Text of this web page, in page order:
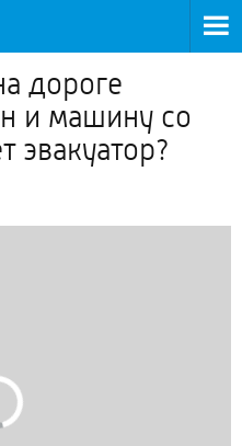
дороге
и машину со
эвакуатор?